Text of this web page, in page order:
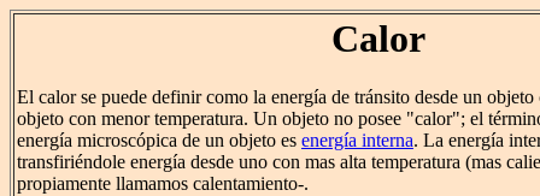
Calor
El calor se puede definir como la energía de tránsito desde un
objeto con menor temperatura. Un objeto no posee "calor"; el
energía microscópica de un objeto es energía interna. La energía
transfiriéndole energía desde uno con mas alta temperatura (mas
propiamente llamamos calentamiento-.